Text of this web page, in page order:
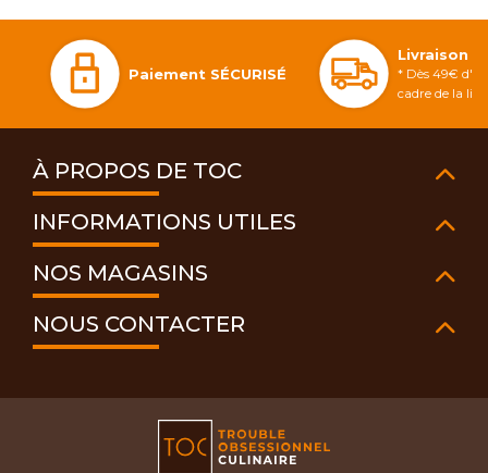
Paiement SÉCURISÉ
Livraison
* Dès 49€
cadre de la
À PROPOS DE TOC
INFORMATIONS UTILES
NOS MAGASINS
NOUS CONTACTER